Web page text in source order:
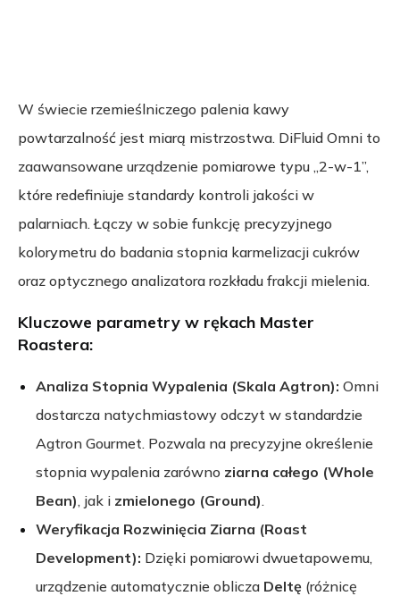
W świecie rzemieślniczego palenia kawy
powtarzalność jest miarą mistrzostwa. DiFluid Omni to
zaawansowane urządzenie pomiarowe typu „2-w-1”,
które redefiniuje standardy kontroli jakości w
palarniach. Łączy w sobie funkcję precyzyjnego
kolorymetru do badania stopnia karmelizacji cukrów
oraz optycznego analizatora rozkładu frakcji mielenia.
Kluczowe parametry w rękach Master
Roastera:
Analiza Stopnia Wypalenia (Skala Agtron): Omni
dostarcza natychmiastowy odczyt w standardzie
Agtron Gourmet. Pozwala na precyzyjne określenie
stopnia wypalenia zarówno ziarna całego (Whole
Bean), jak i zmielonego (Ground).
Weryfikacja Rozwinięcia Ziarna (Roast
Development): Dzięki pomiarowi dwuetapowemu,
urządzenie automatycznie oblicza Deltę (różnicę